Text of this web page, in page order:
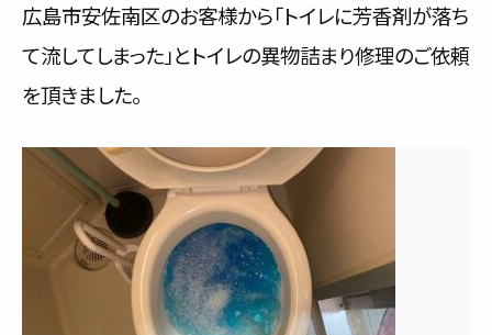
料金一覧
ご利用の流れ
対応エリア
会社紹介
広島市安佐南区のお客様から「トイレに芳香剤が落ち
て流してしまった」とトイレの異物詰まり修理のご依頼
を頂きました。